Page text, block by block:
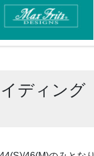
ディング